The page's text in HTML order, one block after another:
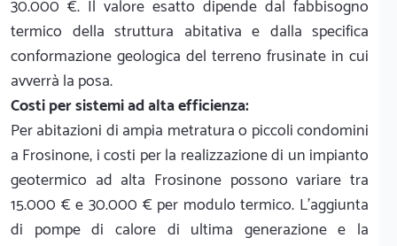
30.000 €. Il valore esatto dipende dal fabbisogno
termico della struttura abitativa e dalla specifica
conformazione geologica del terreno frusinate in cui
avverrà la posa.
Costi per sistemi ad alta efficienza:
Per abitazioni di ampia metratura o piccoli condomini
a Frosinone, i costi per la realizzazione di un impianto
geotermico ad alta Frosinone possono variare tra
15.000 € e 30.000 € per modulo termico. L'aggiunta
di pompe di calore di ultima generazione e la